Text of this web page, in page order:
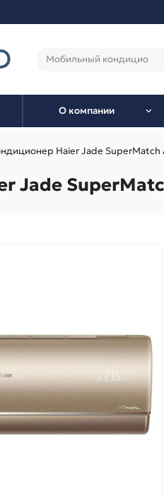
О компании
Haier Jade SuperMatch
Jade